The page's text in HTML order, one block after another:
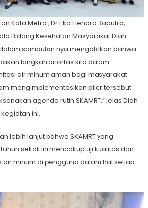
Kota Metro , Dr.Eko Hendro Saputra,
Bidang Kesehatan Masyarakat Diah
dalam sambutan nya mengatakan bahwa
langkah priortas kita dalam
air minum aman bagi masyarakat.
mengimplementasikan pilar tersebut
agenda rutin SKAMRT,” jelas Diah
ini.
lebih lanjut bahwa SKAMRT yang
sekali ini mencakup uji kualitas dan
minum di pengguna dalam hal setiap